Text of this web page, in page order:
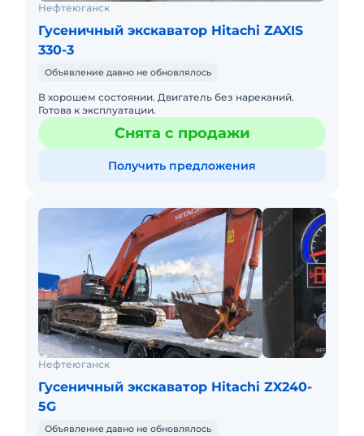
Нефтеюганск
Гусеничный экскаватор Hitachi ZAXIS
330-3
Объявление давно не обновлялось
В хорошем состоянии. Двигатель без нареканий.
Готова к эксплуатации.
Снята с продажи
Получить предложения
Нефтеюганск
Гусеничный экскаватор Hitachi ZX240-
5G
Объявление давно не обновлялось